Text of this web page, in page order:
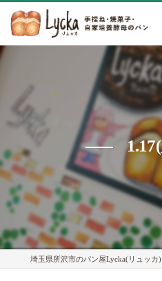
埼玉県所沢市のパン屋Lycka(リュッカ)